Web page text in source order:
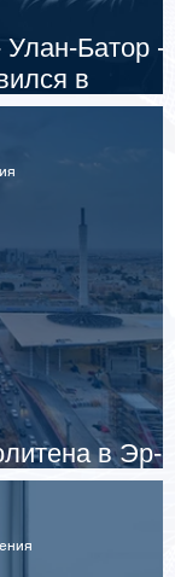
Батор -
в
в Эр-